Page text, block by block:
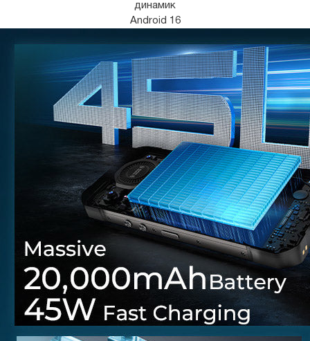
динамик
Android 16